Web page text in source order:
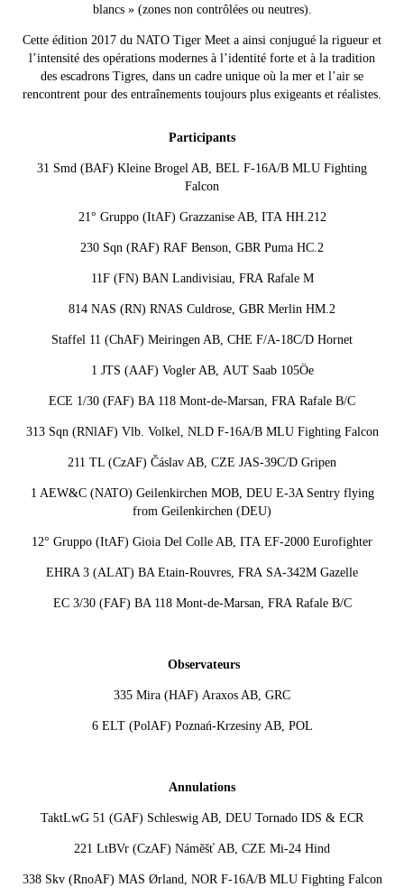
blancs » (zones non contrôlées ou neutres).
Cette édition 2017 du NATO Tiger Meet a ainsi conjugué la rigueur et
l’intensité des opérations modernes à l’identité forte et à la tradition
des escadrons Tigres, dans un cadre unique où la mer et l’air se
rencontrent pour des entraînements toujours plus exigeants et réalistes.
Participants
31 Smd (BAF) Kleine Brogel AB, BEL F-16A/B MLU Fighting
Falcon
21° Gruppo (ItAF) Grazzanise AB, ITA HH.212
230 Sqn (RAF) RAF Benson, GBR Puma HC.2
11F (FN) BAN Landivisiau, FRA Rafale M
814 NAS (RN) RNAS Culdrose, GBR Merlin HM.2
Staffel 11 (ChAF) Meiringen AB, CHE F/A-18C/D Hornet
1 JTS (AAF) Vogler AB, AUT Saab 105Öe
ECE 1/30 (FAF) BA 118 Mont-de-Marsan, FRA Rafale B/C
313 Sqn (RNlAF) Vlb. Volkel, NLD F-16A/B MLU Fighting Falcon
211 TL (CzAF) Čáslav AB, CZE JAS-39C/D Gripen
1 AEW&C (NATO) Geilenkirchen MOB, DEU E-3A Sentry flying
from Geilenkirchen (DEU)
12° Gruppo (ItAF) Gioia Del Colle AB, ITA EF-2000 Eurofighter
EHRA 3 (ALAT) BA Etain-Rouvres, FRA SA-342M Gazelle
EC 3/30 (FAF) BA 118 Mont-de-Marsan, FRA Rafale B/C
Observateurs
335 Mira (HAF) Araxos AB, GRC
6 ELT (PolAF) Poznań-Krzesiny AB, POL
Annulations
TaktLwG 51 (GAF) Schleswig AB, DEU Tornado IDS & ECR
221 LtBVr (CzAF) Náměšť AB, CZE Mi-24 Hind
338 Skv (RnoAF) MAS Ørland, NOR F-16A/B MLU Fighting Falcon